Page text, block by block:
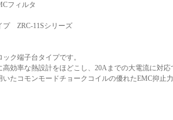
フィルタ
プ ZRC-11Sシリーズ
ク端子台タイプです。
高効率な熱設計をほどこし、20Aまでの大電流に対応
いたコモンモードチョークコイルの優れたEMC抑止